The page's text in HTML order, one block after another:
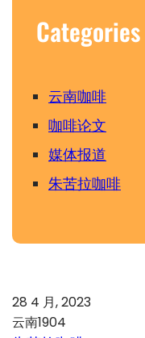
Categories
云南咖啡
咖啡论文
媒体报道
朱苦拉咖啡
28 4 月, 2023
云南1904